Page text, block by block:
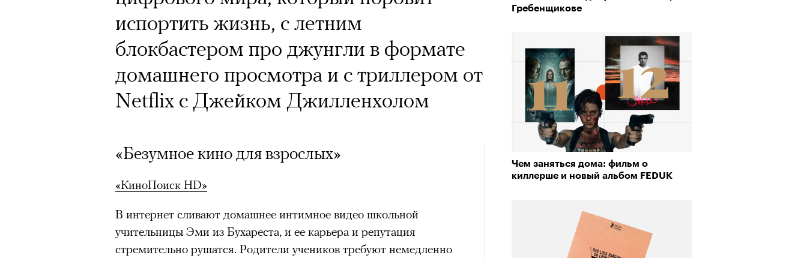
Гребенщикове
Чем заняться дома: фильм о
киллерше и новый альбом FEDUK
испортить жизнь, с летним
блокбастером про джунгли в формате
домашнего просмотра и с триллером от
Netflix с Джейком Джилленхолом
«Безумное кино для взрослых»
«КиноПоиск HD»
В интернет сливают домашнее интимное видео школьной
учительницы Эми из Бухареста, и ее карьера и репутация
стремительно рушатся. Родители учеников требуют немедленно
терапии
Почему важны гормоны стресса
горы становится последним, а другие
готовы снова рисковать жизнью?
Психологи и альпинисты объясняют, как
высота меняет человека и почему к ней
Подписывайтесь на телеграм-канал «РБК Стиль»